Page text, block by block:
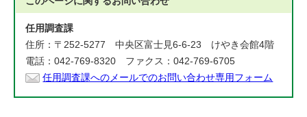
任用調査課
住所：〒252-5277 中央区富士見6-6-23 けやき会館4階
電話：042-769-8320 ファクス：042-769-6705
任用調査課へのメールでのお問い合わせ専用フォーム